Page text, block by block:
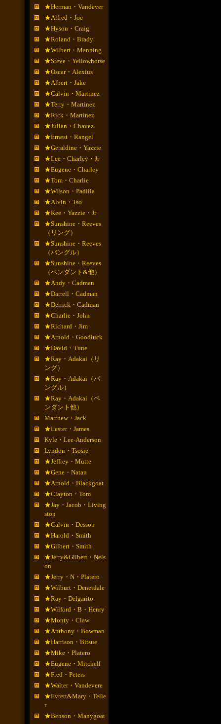
★Herman・Vandever
★Alfred・Joe
★Hyson・Craig
★Roland・Brady
★Wilbert・Manning
★Steve・Yellowhorse
★Oscar・Alexius
★Albert・Jake
★Calvin・Martinez
★Terry・Martinez
★Rick・Martinez
★Julian・Chavez
★Ernest・Rangel
★Geraldine・Yazzie
★Lee・Charley・Jr
★Eugene・Charley
★Tom・Charlie
★Wilson・Padilla
★Alvin・Tso
★Kee・Yazzie・Jr
★Sunshine・Reeves
（リング）
★Sunshine・Reeves
（バングル）
★Sunshine・Reeves
（ペンダント&他）
★Andy・Cadman
★Darrell・Cadman
★Derrick・Cadman
★Charlie・John
★Richard・Jim
★Arnold・Goodluck
★David・Tune
★Ray・Adakai（リ
ング）
★Ray・Adakai（バ
ングル）
★Ray・Adakai（ペ
ンダント他）
Matthew・Jack
★Lester・James
Kyle・Lee-Anderson
Lyndon・Tsosie
★Jeffrey・Mutte
★Gene・Natan
★Arnold・Blackgoat
★Clayton・Tom
★Jay・Jacob・Living
ston
★Calvin・Desson
★Harold・Smith
★Gilbert・Smith
★Jerry&Gilbert・Nels
on
★Jerry・N・Platero
★Wilburt・Denetdale
★Ray・Delgarito
★Wilford・B・Henry
★Monty・Claw
★Anthony・Bowman
★Harrison・Bitsue
★Mike・Platero
★Eugene・Mitchell
★Fred・Peters
★Walter・Vandevere
★Evrett&Mary・Telle
r
★Benson・Manygoat